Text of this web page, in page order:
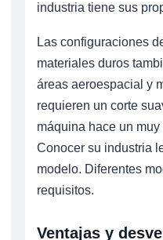
industria tiene sus
Las configuraciones
materiales duros
áreas aeroespacial y
requieren un corte
máquina hace un
Conocer su industria
modelo. Diferentes
requisitos.
Ventajas y